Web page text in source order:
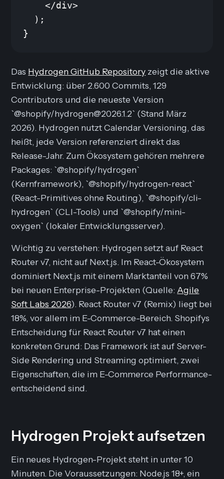
    </div>
  );
}
Das Hydrogen GitHub Repository zeigt die aktive
Entwicklung: über 2.600 Commits, 129
Contributors und die neueste Version
`@shopify/hydrogen@2026.1.2` (Stand März
2026). Hydrogen nutzt Calendar Versioning, das
heißt, jede Version referenziert direkt das
Release-Jahr. Zum Ökosystem gehören mehrere
Packages: `@shopify/hydrogen`
(Kernframework), `@shopify/hydrogen-react`
(React-Primitives ohne Routing), `@shopify/cli-
hydrogen` (CLI-Tools) und `@shopify/mini-
oxygen` (lokaler Entwicklungsserver).
Wichtig zu verstehen: Hydrogen setzt auf React
Router v7, nicht auf Next.js. Im React-Ökosystem
dominiert Next.js mit einem Marktanteil von 67%
bei neuen Enterprise-Projekten (Quelle: Agile
Soft Labs 2026). React Router v7 (Remix) liegt bei
18%, vor allem im E-Commerce-Bereich. Shopifys
Entscheidung für React Router v7 hat einen
konkreten Grund: Das Framework ist auf Server-
Side Rendering und Streaming optimiert, zwei
Eigenschaften, die im E-Commerce Performance-
entscheidend sind.
Hydrogen Projekt aufsetzen
Ein neues Hydrogen-Projekt steht in unter 10
Minuten. Die Voraussetzungen: Node.js 18+, ein